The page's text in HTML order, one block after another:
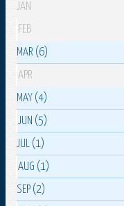
JAN
FEB
MAR (6)
APR
MAY (4)
JUN (5)
JUL (1)
AUG (1)
SEP (2)